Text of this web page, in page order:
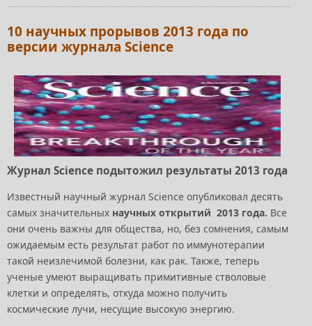
10 научных прорывов 2013 года по
версии журнала Science
Журнал Science подытожил результаты 2013 года
Известный научный журнал Science опубликовал десять
самых значительных научных открытий 2013 года. Все
они очень важны для общества, но, без сомнения, самым
ожидаемым есть результат работ по иммунотерапии
такой неизлечимой болезни, как рак. Также, теперь
ученые умеют выращивать примитивные стволовые
клетки и определять, откуда можно получить
космические лучи, несущие высокую энергию.